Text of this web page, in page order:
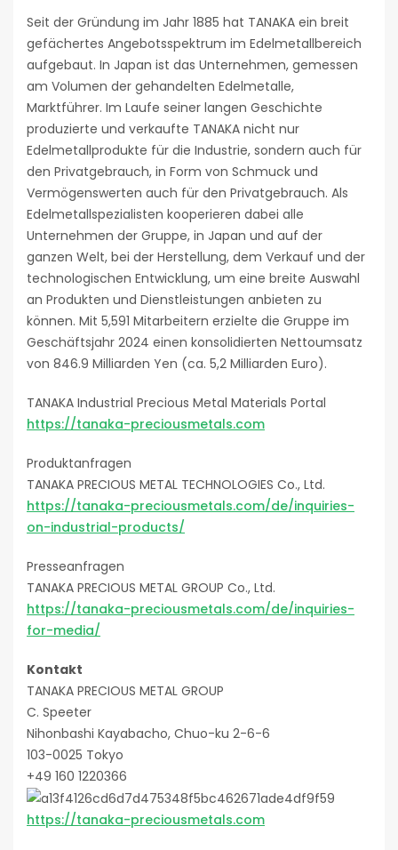
Seit der Gründung im Jahr 1885 hat TANAKA ein breit
gefächertes Angebotsspektrum im Edelmetallbereich
aufgebaut. In Japan ist das Unternehmen, gemessen
am Volumen der gehandelten Edelmetalle,
Marktführer. Im Laufe seiner langen Geschichte
produzierte und verkaufte TANAKA nicht nur
Edelmetallprodukte für die Industrie, sondern auch für
den Privatgebrauch, in Form von Schmuck und
Vermögenswerten auch für den Privatgebrauch. Als
Edelmetallspezialisten kooperieren dabei alle
Unternehmen der Gruppe, in Japan und auf der
ganzen Welt, bei der Herstellung, dem Verkauf und der
technologischen Entwicklung, um eine breite Auswahl
an Produkten und Dienstleistungen anbieten zu
können. Mit 5,591 Mitarbeitern erzielte die Gruppe im
Geschäftsjahr 2024 einen konsolidierten Nettoumsatz
von 846.9 Milliarden Yen (ca. 5,2 Milliarden Euro).
TANAKA Industrial Precious Metal Materials Portal
https://tanaka-preciousmetals.com
Produktanfragen
TANAKA PRECIOUS METAL TECHNOLOGIES Co., Ltd.
https://tanaka-preciousmetals.com/de/inquiries-
on-industrial-products/
Presseanfragen
TANAKA PRECIOUS METAL GROUP Co., Ltd.
https://tanaka-preciousmetals.com/de/inquiries-
for-media/
Kontakt
TANAKA PRECIOUS METAL GROUP
C. Speeter
Nihonbashi Kayabacho, Chuo-ku 2-6-6
103-0025 Tokyo
+49 160 1220366
https://tanaka-preciousmetals.com